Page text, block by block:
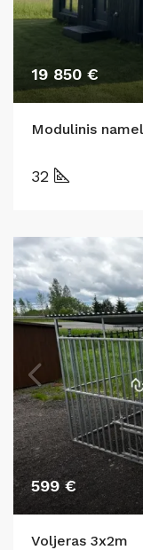
19 850 €
Modulinis
32
599 €
Voljeras 3x2m